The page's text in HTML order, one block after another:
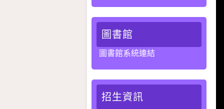
圖書館
圖書館系統連結
招生資訊